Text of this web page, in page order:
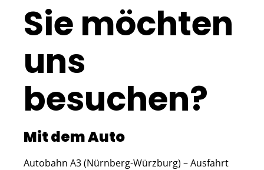
Sie möchten
uns
besuchen?
Mit dem Auto
Autobahn A3 (Nürnberg-Würzburg) – Ausfahrt